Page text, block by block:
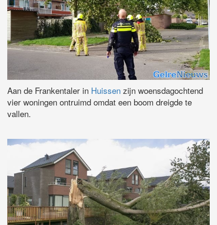
Aan de Frankentaler in Huissen zijn woensdagochtend
vier woningen ontruimd omdat een boom dreigde te
vallen.